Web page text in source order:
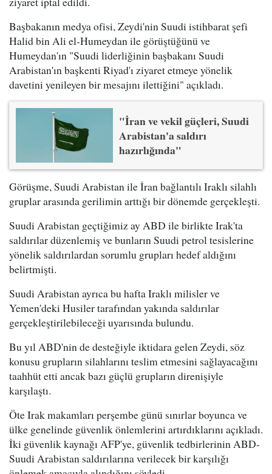
Başbakanın medya ofisi, Zeydi'nin Suudi istihbarat şefi
Halid bin Ali el-Humeydan ile görüştüğünü ve
Humeydan'ın "Suudi liderliğinin başbakanı Suudi
Arabistan'ın başkenti Riyad'ı ziyaret etmeye yönelik
davetini yenileyen bir mesajını ilettiğini" açıkladı.
"İran ve vekil güçleri, Suudi
Arabistan'a saldırı
hazırlığında"
Görüşme, Suudi Arabistan ile İran bağlantılı Iraklı silahlı
gruplar arasında gerilimin arttığı bir dönemde gerçekleşti.
Suudi Arabistan geçtiğimiz ay ABD ile birlikte Irak'ta
saldırılar düzenlemiş ve bunların Suudi petrol tesislerine
yönelik saldırılardan sorumlu grupları hedef aldığını
belirtmişti.
Suudi Arabistan ayrıca bu hafta Iraklı milisler ve
Yemen'deki Husiler tarafından yakında saldırılar
gerçekleştirilebileceği uyarısında bulundu.
Bu yıl ABD'nin de desteğiyle iktidara gelen Zeydi, söz
konusu grupların silahlarını teslim etmesini sağlayacağını
taahhüt etti ancak bazı güçlü grupların direnişiyle
karşılaştı.
Öte Irak makamları perşembe günü sınırlar boyunca ve
ülke genelinde güvenlik önlemlerini artırdıklarını açıkladı.
İki güvenlik kaynağı AFP'ye, güvenlik tedbirlerinin ABD-
Suudi Arabistan saldırılarına verilecek bir karşılığı